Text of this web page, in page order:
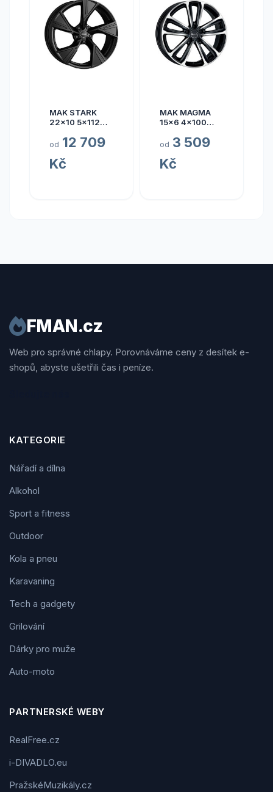
MAK STARK
22x10 5x112
od 12 709
Kč
MAK MAGMA
15x6 4x100
od 3 509
Kč
FMAN.cz
Web pro správné chlapy. Porovnáváme ceny z desítek e-
shopů, abyste ušetřili čas i peníze.
KATEGORIE
Nářadí a dílna
Alkohol
Sport a fitness
Outdoor
Kola a pneu
Karavaning
Tech a gadgety
Grilování
Dárky pro muže
Auto-moto
PARTNERSKÉ WEBY
RealFree.cz
i-DIVADLO.eu
PražskéMuzikály.cz